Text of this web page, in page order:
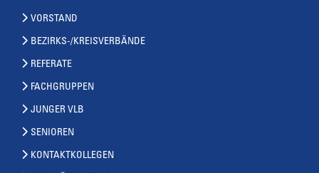
VORSTAND
BEZIRKS-/KREISVERBÄNDE
REFERATE
FACHGRUPPEN
JUNGER VLB
SENIOREN
KONTAKTKOLLEGEN